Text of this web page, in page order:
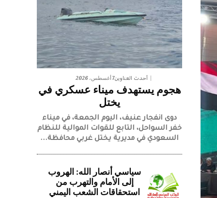
أحدث العناوين7 أغسطس، 2026
هجوم يستهدف ميناء عسكري في
يختل
دوى انفجار عنيف، اليوم الجمعة، في ميناء
خفر السواحل، التابع للقوات الموالية للنظام
السعودي في مديرية يختل غربي محافظة...
سياسي أنصار الله: الهروب
إلى الأمام والتهرب من
استحقاقات الشعب اليمني